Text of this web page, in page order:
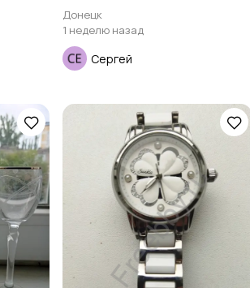
Донецк
1 неделю назад
Сергей